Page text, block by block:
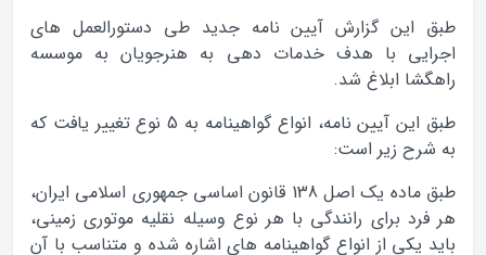
طبق این گزارش آیین نامه جدید طی دستورالعمل های
اجرایی با هدف خدمات دهی به هنرجویان به موسسه
راهگشا ابلاغ شد.
طبق این آیین نامه، انواع گواهینامه به 5 نوع تغییر یافت که
به شرح زیر است:
طبق ماده یک اصل 138 قانون اساسی جمهوری اسلامی ایران،
هر فرد برای رانندگی با هر نوع وسیله نقلیه موتوری زمینی،
باید یکی از انواع گواهینامه های اشاره شده و متناسب با آن